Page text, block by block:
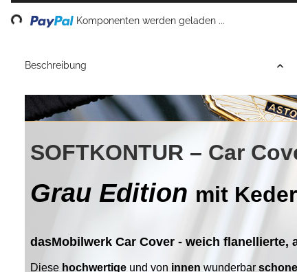
Loading... Komponenten werden geladen ...
Beschreibung